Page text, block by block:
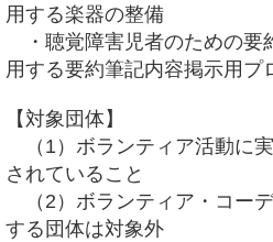
用する楽器の整備
・聴覚障害児者のための要
用する要約筆記内容掲示用プ
【対象団体】
（1）ボランティア活動に
されていること
（2）ボランティア・コー
する団体は対象外